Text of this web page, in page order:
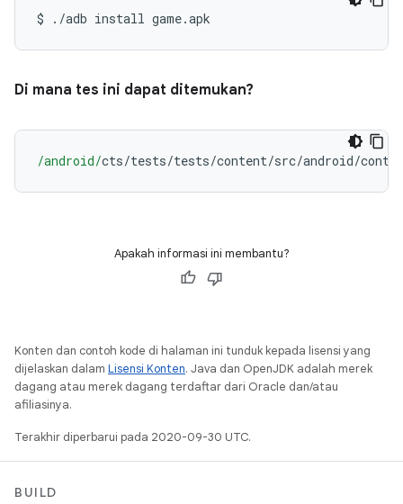
$ ./adb install game.apk
Di mana tes ini dapat ditemukan?
/android/cts/tests/tests/content/src/android/
Apakah informasi ini membantu?
Konten dan contoh kode di halaman ini tunduk kepada lisensi yang
dijelaskan dalam Lisensi Konten. Java dan OpenJDK adalah merek
dagang atau merek dagang terdaftar dari Oracle dan/atau
afiliasinya.
Terakhir diperbarui pada 2020-09-30 UTC.
BUILD